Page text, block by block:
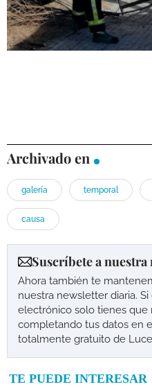
Archivado en
galería temporal
causa
Suscríbete a nuestra
Ahora también te
nuestra newsletter diaria.
electrónico solo tienes que
completando tus datos en
totalmente gratuito de
TE PUEDE INTERESAR